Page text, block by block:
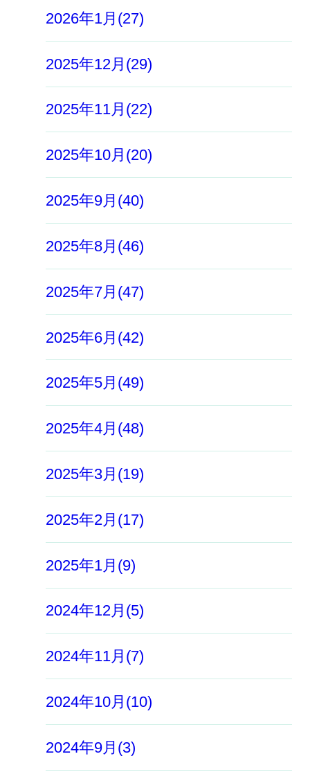
2026年1月(27)
2025年12月(29)
2025年11月(22)
2025年10月(20)
2025年9月(40)
2025年8月(46)
2025年7月(47)
2025年6月(42)
2025年5月(49)
2025年4月(48)
2025年3月(19)
2025年2月(17)
2025年1月(9)
2024年12月(5)
2024年11月(7)
2024年10月(10)
2024年9月(3)